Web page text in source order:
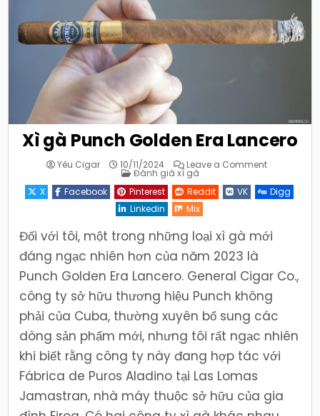
Xì gà Punch Golden Era Lancero
Yêu Cigar 10/11/2024 Leave a Commenton
Punch
Golden
Posted
Đánh giá xì gà
X
Facebook Pinterest Reddit VK
Digg
Linkedin
Mix
Đối với tôi, một trong những loại xì gà mới
đáng ngạc nhiên hơn của năm 2023 là
Punch Golden Era Lancero. General Cigar Co.,
công ty sở hữu thương hiệu Punch không
phải của Cuba, thường xuyên bổ sung các
dòng sản phẩm mới, nhưng tôi rất ngạc nhiên
khi biết rằng công ty này đang hợp tác với
Fábrica de Puros Aladino tại Las Lomas
Jamastran, nhà máy thuộc sở hữu của gia